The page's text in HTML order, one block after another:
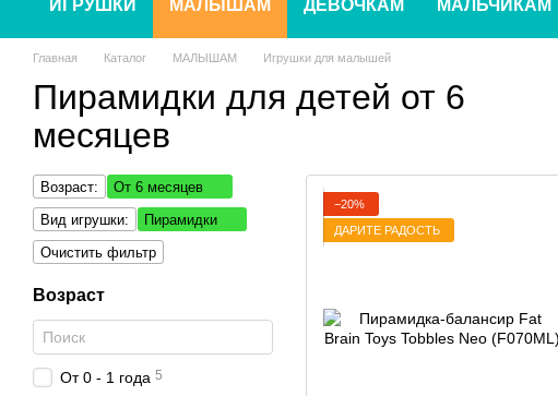
ИГРУШКИ МАЛЫШАМ ДЕВОЧКАМ МАЛЬЧИКАМ
Главная Каталог МАЛЫШАМ Игрушки для малышей
Пирамидки для детей от 6
месяцев
−20%
ДАРИТЕ РАДОСТЬ
Возраст:
От 6 месяцев
Вид игрушки:
Пирамидки
Очистить фильтр
Возраст
От 0 - 1 года 5